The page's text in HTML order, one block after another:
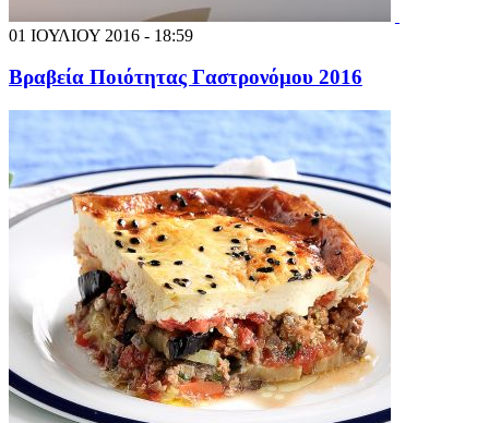
01 ΙΟΥΛΙΟΥ 2016 - 18:59
Βραβεία Ποιότητας Γαστρονόμου 2016